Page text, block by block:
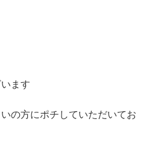
ます
の方にポチしていただいてお